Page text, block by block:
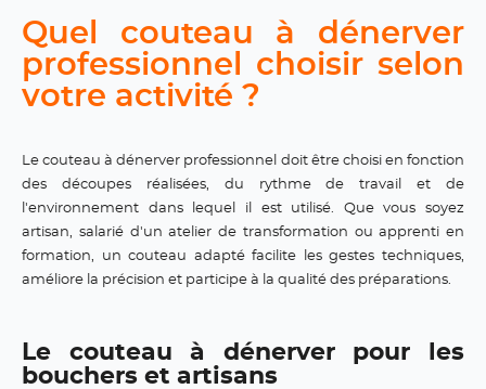
Quel couteau à dénerver
professionnel choisir selon
votre activité ?
Le couteau à dénerver professionnel doit être choisi en fonction
des découpes réalisées, du rythme de travail et de
l'environnement dans lequel il est utilisé. Que vous soyez
artisan, salarié d'un atelier de transformation ou apprenti en
formation, un couteau adapté facilite les gestes techniques,
améliore la précision et participe à la qualité des préparations.
Le couteau à dénerver pour les
bouchers et artisans